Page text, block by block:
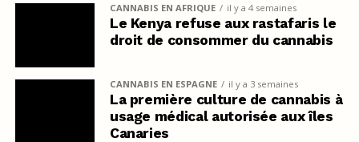
CANNABIS EN AFRIQUE il y a 4 semaines
Le Kenya refuse aux rastafaris le
droit de consommer du cannabis
CANNABIS EN ESPAGNE il y a 3 semaines
La première culture de cannabis à
usage médical autorisée aux îles
Canaries